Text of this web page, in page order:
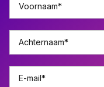
Voornaam*
Achternaam*
E-mail*